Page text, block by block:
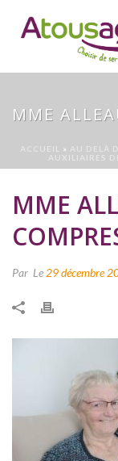
MME
ACCUEIL » AU DELÀ
AUXILIAIRES
MME
Par Le 29 décembre